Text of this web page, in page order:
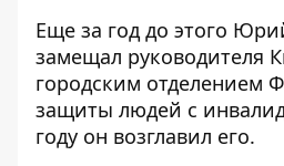
Еще за год до этого
замещал руководителя
городским отделением
защиты людей с
году он возглавил его.